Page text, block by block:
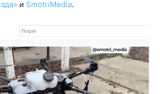
и SmotriMedia.